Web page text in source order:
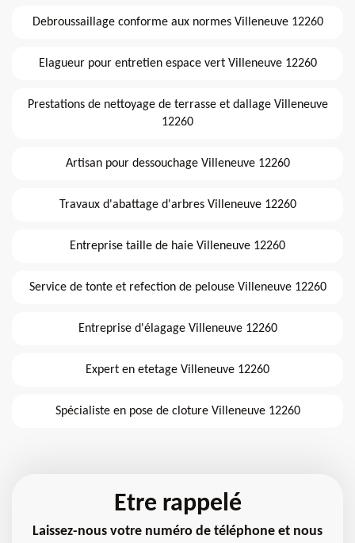
Debroussaillage conforme aux normes Villeneuve 12260
Elagueur pour entretien espace vert Villeneuve 12260
Prestations de nettoyage de terrasse et dallage Villeneuve
12260
Artisan pour dessouchage Villeneuve 12260
Travaux d'abattage d'arbres Villeneuve 12260
Entreprise taille de haie Villeneuve 12260
Service de tonte et refection de pelouse Villeneuve 12260
Entreprise d'élagage Villeneuve 12260
Expert en etetage Villeneuve 12260
Spécialiste en pose de cloture Villeneuve 12260
Etre rappelé
Laissez-nous votre numéro de téléphone et nous